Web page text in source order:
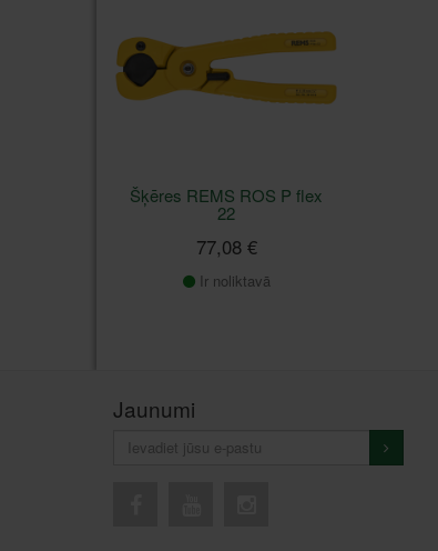
Šķēres REMS ROS P flex
22
77,08 €
Ir noliktavā
Jaunumi